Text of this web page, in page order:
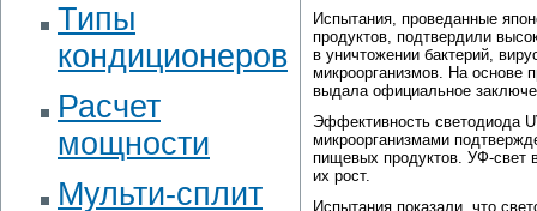
Типы
кондиционеров
Расчет
мощности
Мульти-сплит
Испытания, проведанные
продуктов, подтвердили
в уничтожении бактерий,
микроорганизмов. На основе
выдала официальное
Эффективность светодиода
микроорганизмами
пищевых продуктов. УФ-свет
их рост.
Испытания показали, что